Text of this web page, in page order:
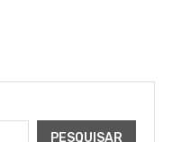
PESQUISAR